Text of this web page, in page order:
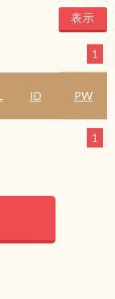
1
ID PW
1